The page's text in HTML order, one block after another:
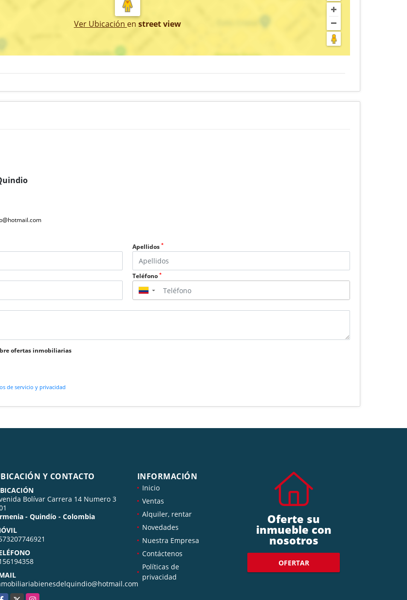
Ver Ubicación en street view
Apellidos *
Teléfono *
▼
ofertas inmobiliarias
de servicio y privacidad
Y CONTACTO
Bolívar Carrera 14 Numero 3
- Quindío - Colombia
INFORMACIÓN
Inicio
Ventas
Alquiler, rentar
Novedades
Nuestra Empresa
Contáctenos
Políticas de
privacidad
Oferte su
inmueble con
nosotros
OFERTAR